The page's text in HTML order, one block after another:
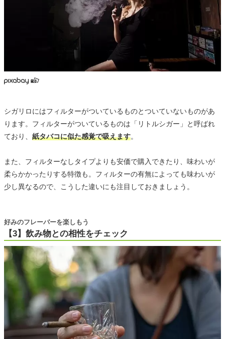
シガリロにはフィルターがついているものとついていないものがあ
ります。フィルターがついているものは「リトルシガー」と呼ばれ
ており、 紙タバコに似た感覚で吸えます。
また、フィルターなしタイプよりも安価で購入できたり、味わいが
柔らかかったりする特徴も。フィルターの有無によっても味わいが
少し異なるので、こうした違いにも注目しておきましょう。
【3】飲み物との相性をチェック
好みのフレーバーを楽しもう